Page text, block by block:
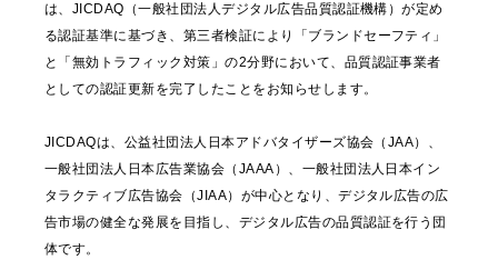
は、JICDAQ（一般社団法人デジタル広告品質認証機構）が定め
る認証基準に基づき、第三者検証により「ブランドセーフティ」
と「無効トラフィック対策」の2分野において、品質認証事業者
としての認証更新を完了したことをお知らせします。
JICDAQは、公益社団法人日本アドバタイザーズ協会（JAA）、
一般社団法人日本広告業協会（JAAA）、一般社団法人日本イン
タラクティブ広告協会（JIAA）が中心となり、デジタル広告の広
告市場の健全な発展を目指し、デジタル広告の品質認証を行う団
体です。